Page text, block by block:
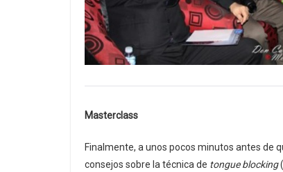
Masterclass
Finalmente, a unos pocos minutos antes de
consejos sobre la técnica de tongue blocking